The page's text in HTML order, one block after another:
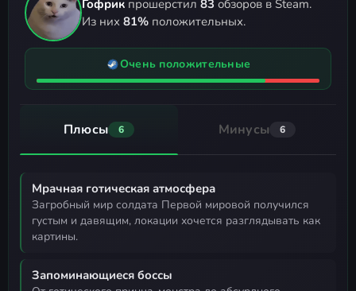
Гофрик прошерстил 83 обзоров в Steam.
Из них 81% положительных.
Очень положительные
Плюсы 6 Минусы 6
Мрачная готическая атмосфера
загробный мир солдата Первой мировой получился
густым и давящим, локации хочется разглядывать как
картины.
Запоминающиеся боссы